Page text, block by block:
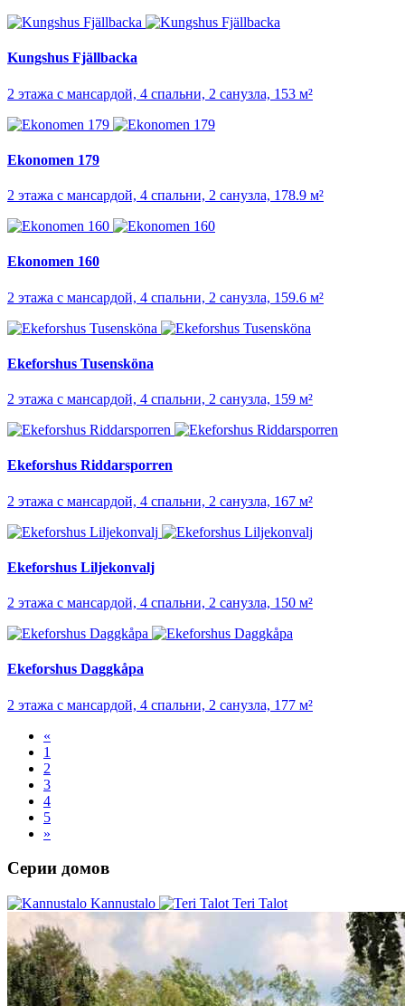
Kungshus Fjällbacka
2 этажа с мансардой, 4 спальни, 2 санузла, 153 м²
Ekonomen 179
2 этажа с мансардой, 4 спальни, 2 санузла, 178.9 м²
Ekonomen 160
2 этажа с мансардой, 4 спальни, 2 санузла, 159.6 м²
Ekeforshus Tusensköna
2 этажа с мансардой, 4 спальни, 2 санузла, 159 м²
Ekeforshus Riddarsporren
2 этажа с мансардой, 4 спальни, 2 санузла, 167 м²
Ekeforshus Liljekonvalj
2 этажа с мансардой, 4 спальни, 2 санузла, 150 м²
Ekeforshus Daggkåpa
2 этажа с мансардой, 4 спальни, 2 санузла, 177 м²
«
1
2
3
4
5
»
Серии домов
Kannustalo Teri Talot